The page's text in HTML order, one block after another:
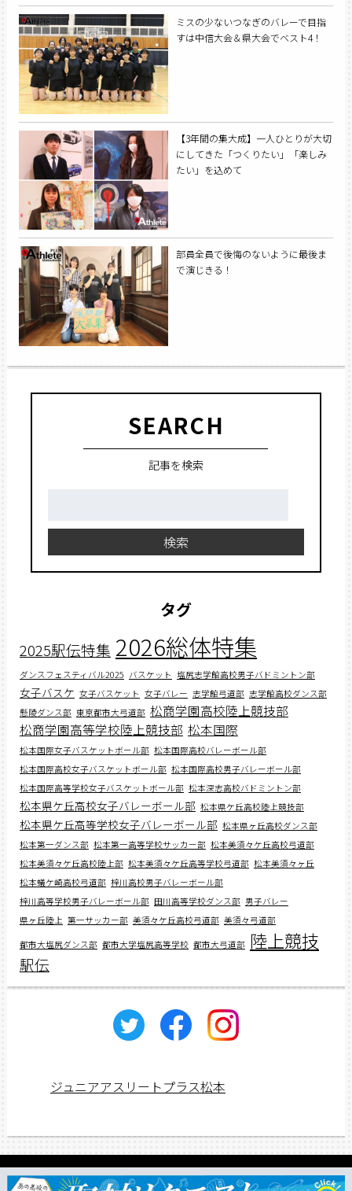
ミスの少ないつなぎのバレーで目指
すは中信大会＆県大会でベスト4！
【3年間の集大成】一人ひとりが大切
にしてきた「つくりたい」「楽しみ
たい」を込めて
部員全員で後悔のないように最後ま
で演じきる！
SEARCH
記事を検索
検索
タグ
2025駅伝特集 2026総体特集
ダンスフェスティバル2025 バスケット 塩尻志学館高校男子バドミントン部
女子バスケ 女子バスケット 女子バレー 志学館弓道部 志学館高校ダンス部
懸陵ダンス部 東京都市大弓道部 松商学園高校陸上競技部
松商学園高等学校陸上競技部 松本国際
松本国際女子バスケットボール部 松本国際高校バレーボール部
松本国際高校女子バスケットボール部 松本国際高校男子バレーボール部
松本国際高等学校女子バスケットボール部 松本深志高校バドミントン部
松本県ケ丘高校女子バレーボール部 松本県ケ丘高校陸上競技部
松本県ケ丘高等学校女子バレーボール部 松本県ヶ丘高校ダンス部
松本第一ダンス部 松本第一高等学校サッカー部 松本美須々ケ丘高校弓道部
松本美須々ケ丘高校陸上部 松本美須々ケ丘高等学校弓道部 松本美須々ヶ丘
松本蟻ケ崎高校弓道部 梓川高校男子バレーボール部
梓川高等学校男子バレーボール部 田川高等学校ダンス部 男子バレー
県ヶ丘陸上 第一サッカー部 美須々ケ丘高校弓道部 美須々弓道部
都市大塩尻ダンス部 都市大学塩尻高等学校 都市大弓道部 陸上競技
駅伝
ジュニアアスリートプラス松本